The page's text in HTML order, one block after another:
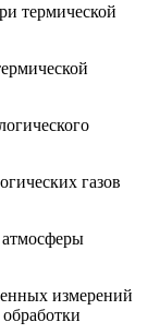
термической
газов
атмосферы
измерений